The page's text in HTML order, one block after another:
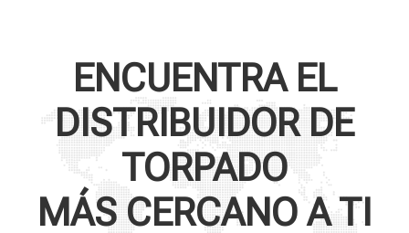
ENCUENTRA EL
DISTRIBUIDOR DE
TORPADO
MÁS CERCANO A TI